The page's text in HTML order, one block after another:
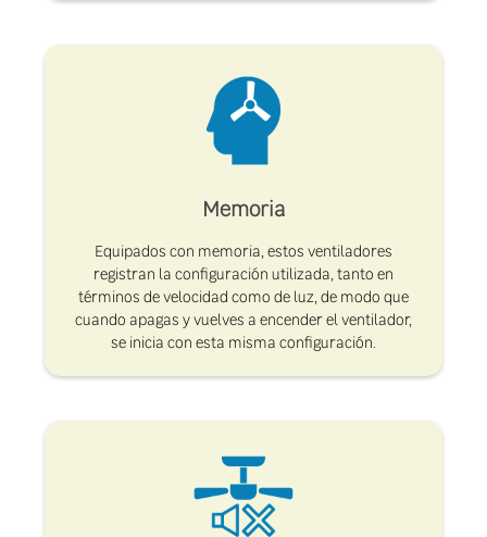
Memoria
Equipados con memoria, estos ventiladores
registran la configuración utilizada, tanto en
términos de velocidad como de luz, de modo que
cuando apagas y vuelves a encender el ventilador,
se inicia con esta misma configuración.